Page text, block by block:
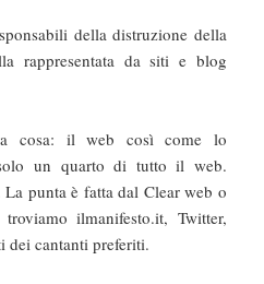
della distruzione della
rappresentata da siti e blog
cosa: il web così come lo
un quarto di tutto il web.
punta è fatta dal Clear web o
ilmanifesto.it, Twitter,
dei cantanti preferiti.